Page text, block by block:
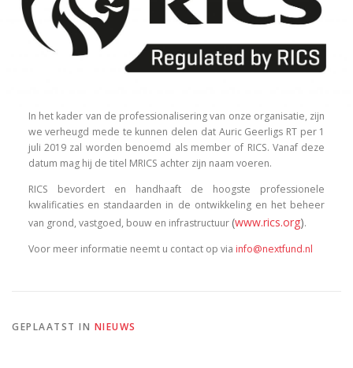
In het kader van de professionalisering van onze organisatie, zijn
we verheugd mede te kunnen delen dat Auric Geerligs RT per 1
juli 2019 zal worden benoemd als member of RICS. Vanaf deze
datum mag hij de titel MRICS achter zijn naam voeren.
RICS bevordert en handhaaft de hoogste professionele
kwalificaties en standaarden in de ontwikkeling en het beheer
van grond, vastgoed, bouw en infrastructuur (www.rics.org).
Voor meer informatie neemt u contact op via info@nextfund.nl
GEPLAATST IN NIEUWS